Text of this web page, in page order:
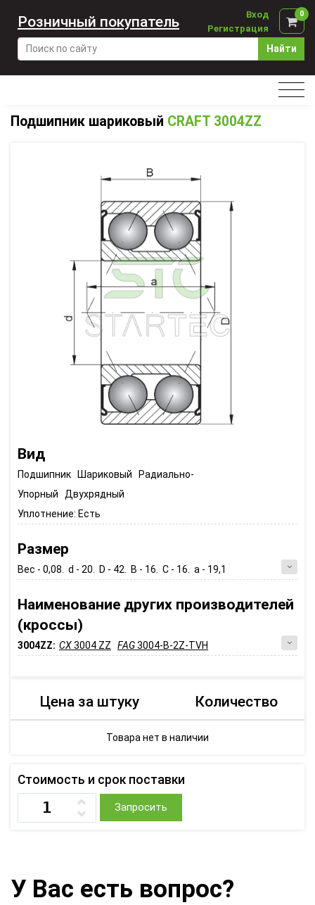
Найти
Вход
Регистрация
0
Розничный покупатель
Подшипник шариковый CRAFT 3004ZZ
Вид
Подшипник Шариковый Радиально-
Упорный Двухрядный
Уплотнение: Есть
Размер
Вес - 0,08. d - 20. D - 42. B - 16. C - 16. a - 19,1
Наименование других производителей
(кроссы)
3004ZZ: CX3004 ZZ FAG3004-B-2Z-TVH
Цена за штуку Количество
Товара нет в наличии
Стоимость и срок поставки
Запросить
У Вас есть вопрос?